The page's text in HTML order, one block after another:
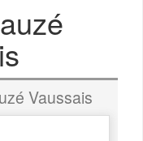
Vaussais